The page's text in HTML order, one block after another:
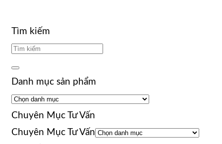
Tìm kiếm
Danh mục sản phẩm
Chuyên Mục Tư Vấn
Chuyên Mục Tư Vấn